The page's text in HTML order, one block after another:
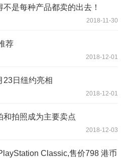
是每种产品都卖的出去！
2018-11-30
荐
2018-12-01
23日纽约亮相
2018-12-01
和拍照成为主要卖点
2018-12-03
Classic,售价798 港币